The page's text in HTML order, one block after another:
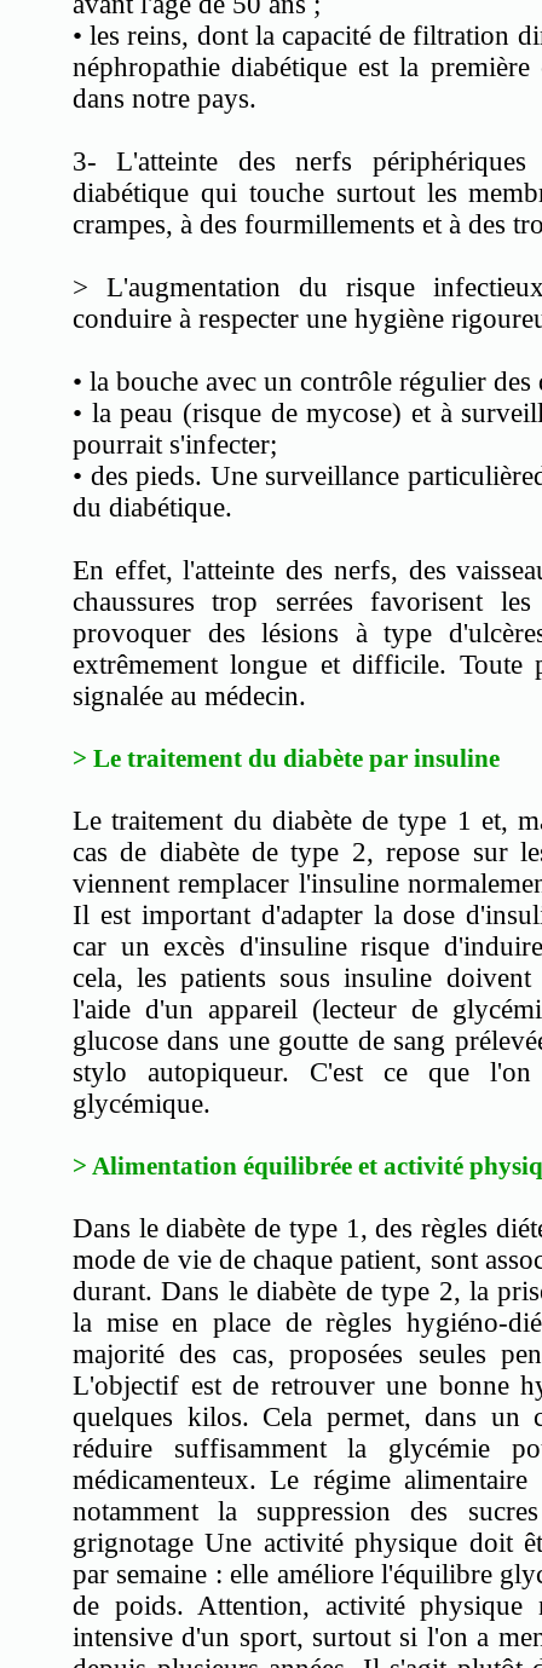
• les reins, dont la capacité de filtration
néphropathie diabétique est la première
dans notre pays.
3- L'atteinte des nerfs
diabétique qui touche surtout les
crampes, à des fourmillements et à des
> L'augmentation du risque
conduire à respecter une hygiène
• la bouche avec un contrôle régulier des
• la peau (risque de mycose) et à
pourrait s'infecter;
• des pieds. Une surveillance
du diabétique.
En effet, l'atteinte des nerfs, des
chaussures trop serrées favorisent
provoquer des lésions à type
extrêmement longue et difficile. Toute
signalée au médecin.
> Le traitement du diabète par insuline
Le traitement du diabète de type 1 et,
cas de diabète de type 2, repose sur
viennent remplacer l'insuline
Il est important d'adapter la dose
car un excès d'insuline risque
cela, les patients sous insuline
l'aide d'un appareil (lecteur de
glucose dans une goutte de sang
stylo autopiqueur. C'est ce que l'on
glycémique.
> Alimentation équilibrée et activité
Dans le diabète de type 1, des règles
mode de vie de chaque patient, sont
durant. Dans le diabète de type 2, la
la mise en place de règles hygiéno-
majorité des cas, proposées seules
L'objectif est de retrouver une bonne
quelques kilos. Cela permet, dans un
réduire suffisamment la glycémie
médicamenteux. Le régime
notamment la suppression des
grignotage Une activité physique doit
par semaine : elle améliore l'équilibre
de poids. Attention, activité
intensive d'un sport, surtout si l'on a